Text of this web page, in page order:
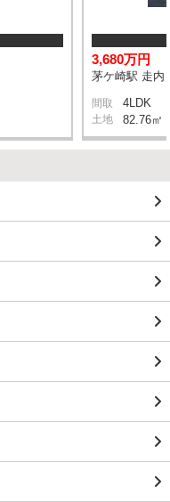
3,680万円
茅ケ崎駅 走内
間取 4LDK
土地 82.76㎡